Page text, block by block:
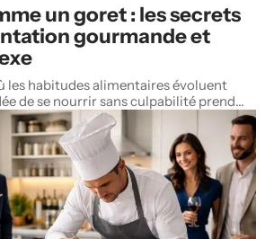
un goret : les secrets
gourmande et
les habitudes alimentaires évoluent
de se nourrir sans culpabilité prend…